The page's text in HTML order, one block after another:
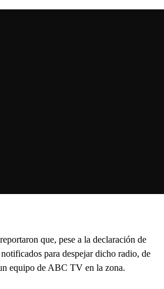
que, pese a la declaración de
para despejar dicho radio, de
equipo de ABC TV en la zona.